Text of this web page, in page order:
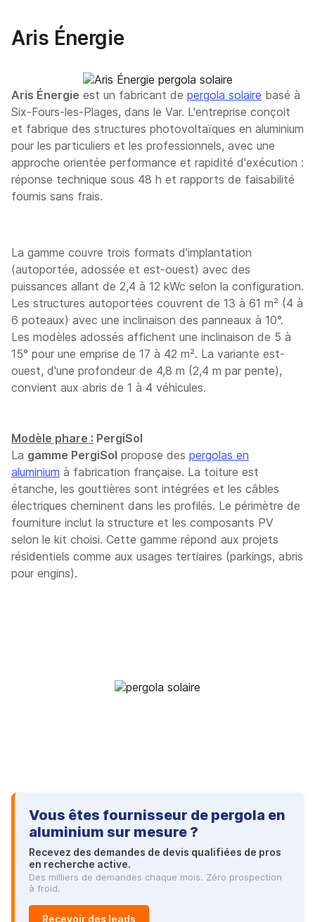
Aris Énergie
Aris Énergie est un fabricant de pergola solaire basé à
Six-Fours-les-Plages, dans le Var. L'entreprise conçoit
et fabrique des structures photovoltaïques en aluminium
pour les particuliers et les professionnels, avec une
approche orientée performance et rapidité d'exécution :
réponse technique sous 48 h et rapports de faisabilité
fournis sans frais.
La gamme couvre trois formats d'implantation
(autoportée, adossée et est-ouest) avec des
puissances allant de 2,4 à 12 kWc selon la configuration.
Les structures autoportées couvrent de 13 à 61 m² (4 à
6 poteaux) avec une inclinaison des panneaux à 10°.
Les modèles adossés affichent une inclinaison de 5 à
15° pour une emprise de 17 à 42 m². La variante est-
ouest, d'une profondeur de 4,8 m (2,4 m par pente),
convient aux abris de 1 à 4 véhicules.
Modèle phare : PergiSol
La gamme PergiSol propose des pergolas en
aluminium à fabrication française. La toiture est
étanche, les gouttières sont intégrées et les câbles
électriques cheminent dans les profilés. Le périmètre de
fourniture inclut la structure et les composants PV
selon le kit choisi. Cette gamme répond aux projets
résidentiels comme aux usages tertiaires (parkings, abris
pour engins).
Vous êtes fournisseur de pergola en
aluminium sur mesure ?
Recevez des demandes de devis qualifiées de pros
en recherche active.
Des milliers de demandes chaque mois. Zéro prospection
à froid.
Recevoir des leads